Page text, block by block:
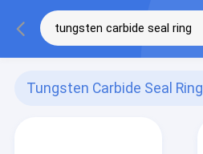
Tungsten Carbide Seal Ring